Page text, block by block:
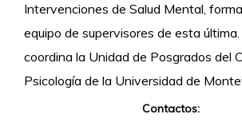
Intervenciones de Salud Mental,
equipo de supervisores de esta
coordina la Unidad de Posgrados del
Psicología de la Universidad de
Contactos: